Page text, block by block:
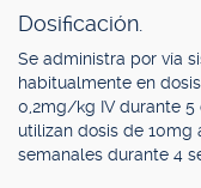
Dosificación.
Se administra por vía
habitualmente en
0,2mg/kg IV durante 5
utilizan dosis de
semanales durante 4